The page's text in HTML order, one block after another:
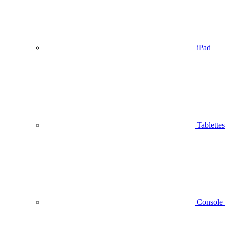
iPad
Tablettes
Console